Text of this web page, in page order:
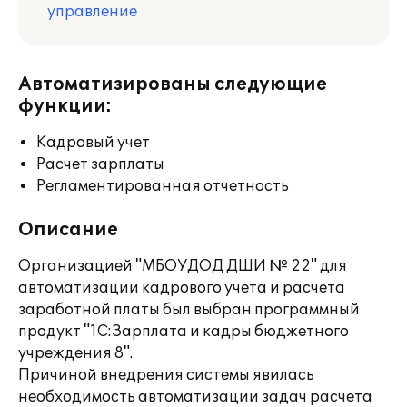
управление
Автоматизированы следующие
функции:
Кадровый учет
Расчет зарплаты
Регламентированная отчетность
Описание
Организацией "МБОУДОД ДШИ № 22" для
автоматизации кадрового учета и расчета
заработной платы был выбран программный
продукт "1С:Зарплата и кадры бюджетного
учреждения 8".
Причиной внедрения системы явилась
необходимость автоматизации задач расчета